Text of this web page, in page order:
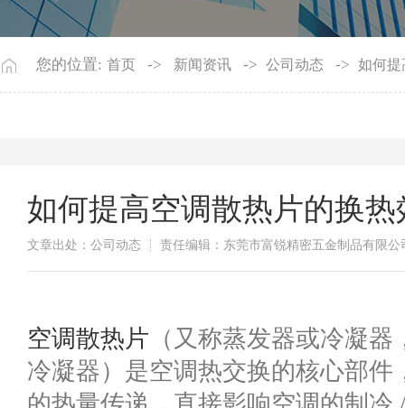
您的位置: 首页 -> 新闻资讯 -> 公司动态 -> 如何提
如何提高空调散热片的换热
文章出处：公司动态 责任编辑：东莞市富锐精密五金制品有限公
​空调散热片 （又称蒸发器或冷凝
冷凝器）是空调热交换的核心部